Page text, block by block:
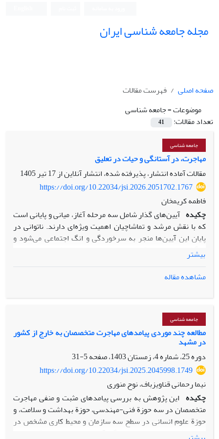
مجله جامعه شناسی ایران
صفحه اصلی
فهرست مقالات
موضوعات =جامعه شناسی
تعداد مقالات:
41
جامعه شناسی
مهاجرت، در آستانگی و حیات در تعلیق
مقالات آماده انتشار، پذیرفته شده، انتشار آنلاین از17 تیر 1405
https://doi.org/10.22034/jsi.2026.2051702.1767
فاطمه کریمخان
چکیده آیین‌های گذار شامل سه مرحله آغاز، میانی و پایانی است
که با نقش مرشد و تماشاچیان اهمیت ویژه‌ای دارند. ناتوانی در
پایان این آیین‌ها منجر به سرخوردگی و انگ اجتماعی می‌شود و
بازگشتی به مرحله قبل وجود ندارد. وضعیت مشابه در مهاجرت
رخ می‌دهد، جایی که تصمیم آغاز مهاجرت به عنوان لحظه آیین
گذار تلقی می‌شود. مهاجرت نیازمند عبور از مراحل سخت‌افزاری
عادات و سبک زندگی است. آمادگی برای مهاجرت به نوعی آیین
گذار محسوب می‌شود که در آن مرشدان و قواعد جدید تعریف
می‌شوند. این فرایند با تجربه تعلیق حیات همراه است و مهاجرت
بدون تغییر در سبک زندگی کم‌نظیر است.
بیشتر
مشاهده مقاله
جامعه شناسی
مطالعه چند موردی پیامدهای مهاجرت متخصصان به خارج از کشور
در مشهد
دوره 25، شماره 4، زمستان 1403، صفحه
5-31
https://doi.org/10.22034/jsi.2025.2045998.1749
نیما رحمانی قناویزباف، نوح منوری
چکیده این پژوهش به بررسی پیامدهای مثبت و منفی مهاجرت
متخصصان در سه حوزة فنی-مهندسی، حوزة بهداشت و سلامت، و
حوزة علوم انسانی در سطح سه سازمان و محیط کاری مشخص در
شهر مشهد